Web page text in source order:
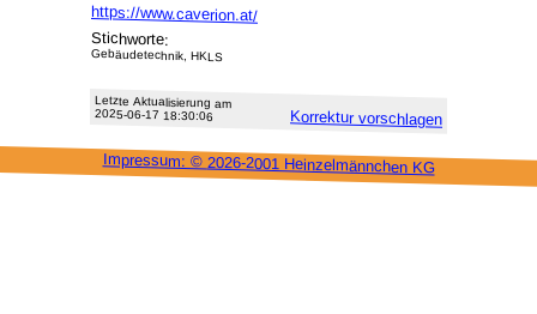
https://www.caverion.at/
Stichworte:
Gebäudetechnik, HKLS
Letzte Aktu­alisie­rung am
2025-06-17 18:30:06 Korrektur vor­schlagen
Impressum: © 2026-2001 Heinzel­männchen KG